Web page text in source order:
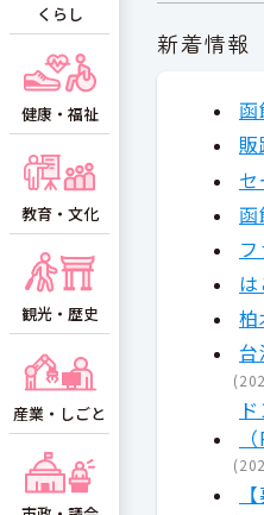
新着情報
柏
台
(
(
くらし
健康・福祉
教育・文化
観光・歴史
産業・しごと